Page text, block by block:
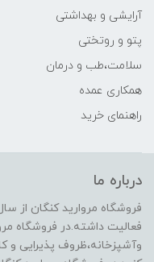
آرایشی و بهداشتی
پتو و روتختی
سلامت،طب و درمان
همکاری عمده
راهنمای خرید
درباره ما
فعالیت داشته.در فروشگاه
وآشپزخانه،ظروف پذیرایی و